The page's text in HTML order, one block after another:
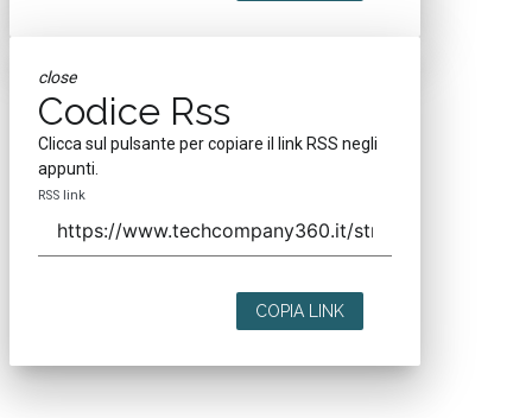
close
Codice Rss
Clicca sul pulsante per copiare il link RSS negli
appunti.
RSS link
COPIA LINK